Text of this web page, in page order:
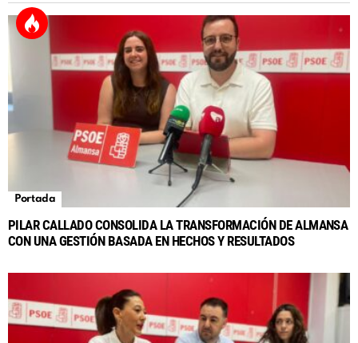
Portada
PILAR CALLADO CONSOLIDA LA TRANSFORMACIÓN DE ALMANSA
CON UNA GESTIÓN BASADA EN HECHOS Y RESULTADOS